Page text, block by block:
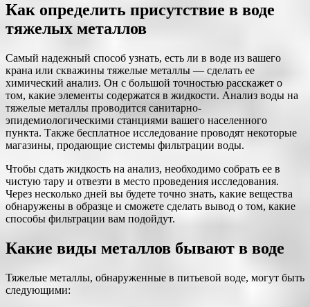
Как определить присутствие в воде
тяжелых металлов
Самый надежный способ узнать, есть ли в воде из вашего
крана или скважины тяжелые металлы — сделать ее
химический анализ. Он с большой точностью расскажет о
том, какие элементы содержатся в жидкости. Анализ воды на
тяжелые металлы проводится санитарно-
эпидемиологическими станциями вашего населенного
пункта. Также бесплатное исследование проводят некоторые
магазины, продающие системы фильтрации воды.
Чтобы сдать жидкость на анализ, необходимо собрать ее в
чистую тару и отвезти в место проведения исследования.
Через несколько дней вы будете точно знать, какие вещества
обнаружены в образце и сможете сделать вывод о том, какие
способы фильтрации вам подойдут.
Какие виды металлов бывают в воде
Тяжелые металлы, обнаруженные в питьевой воде, могут быть
следующими: